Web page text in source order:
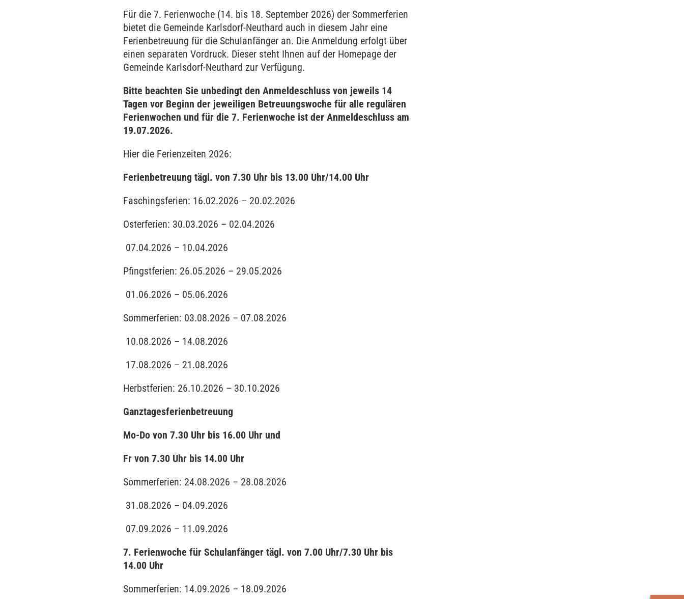
Für die 7. Ferienwoche (14. bis 18. September 2026) der Sommerferien
bietet die Gemeinde Karlsdorf-Neuthard auch in diesem Jahr eine
Ferienbetreuung für die Schulanfänger an. Die Anmeldung erfolgt über
einen separaten Vordruck. Dieser steht Ihnen auf der Homepage der
Gemeinde Karlsdorf-Neuthard zur Verfügung.
Bitte beachten Sie unbedingt den Anmeldeschluss von jeweils 14
Tagen vor Beginn der jeweiligen Betreuungswoche für alle regulären
Ferienwochen und für die 7. Ferienwoche ist der Anmeldeschluss am
19.07.2026.
Hier die Ferienzeiten 2026:
Ferienbetreuung tägl. von 7.30 Uhr bis 13.00 Uhr/14.00 Uhr
Faschingsferien: 16.02.2026 – 20.02.2026
Osterferien: 30.03.2026 – 02.04.2026
07.04.2026 – 10.04.2026
Pfingstferien: 26.05.2026 – 29.05.2026
01.06.2026 – 05.06.2026
Sommerferien: 03.08.2026 – 07.08.2026
10.08.2026 – 14.08.2026
17.08.2026 – 21.08.2026
Herbstferien: 26.10.2026 – 30.10.2026
Ganztagesferienbetreuung
Mo-Do von 7.30 Uhr bis 16.00 Uhr und
Fr von 7.30 Uhr bis 14.00 Uhr
Sommerferien: 24.08.2026 – 28.08.2026
31.08.2026 – 04.09.2026
07.09.2026 – 11.09.2026
7. Ferienwoche für Schulanfänger tägl. von 7.00 Uhr/7.30 Uhr bis
14.00 Uhr
Sommerferien: 14.09.2026 – 18.09.2026